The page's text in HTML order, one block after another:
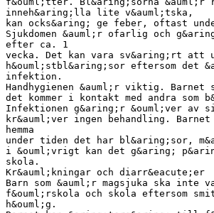
inneh&aring;lla lite v&auml;tska,
kan ocks&aring; ge feber, oftast
Sjukdomen &auml;r ofarlig och
efter ca. 1
vecka. Det kan vara sv&aring;rt att
h&ouml;stbl&aring;sor eftersom det
infektion.
Handhygienen &auml;r viktig. Barnet
det kommer i kontakt med andra som
Infektionen g&aring;r &ouml;ver av
kr&auml;ver ingen behandling. Barnet
hemma
under tiden det har bl&aring;sor,
i &ouml;vrigt kan det g&aring;
skola.
Kr&auml;kningar och diarr&eacute;er
Barn som &auml;r magsjuka ska inte
f&ouml;rskola och skola eftersom
h&ouml;g.